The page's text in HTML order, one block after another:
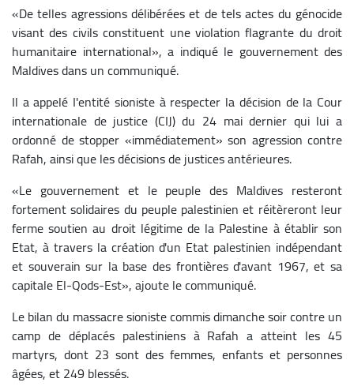
«De telles agressions délibérées et de tels actes du génocide
visant des civils constituent une violation flagrante du droit
humanitaire international», a indiqué le gouvernement des
Maldives dans un communiqué.
Il a appelé I'entité sioniste à respecter la décision de la Cour
internationale de justice (CIJ) du 24 mai dernier qui lui a
ordonné de stopper «immédiatement» son agression contre
Rafah, ainsi que les décisions de justices antérieures.
«Le gouvernement et le peuple des Maldives resteront
fortement solidaires du peuple palestinien et réitèreront leur
ferme soutien au droit légitime de la Palestine à établir son
Etat, à travers la création d'un Etat palestinien indépendant
et souverain sur la base des frontières d'avant 1967, et sa
capitale El-Qods-Est», ajoute le communiqué.
Le bilan du massacre sioniste commis dimanche soir contre un
camp de déplacés palestiniens à Rafah a atteint les 45
martyrs, dont 23 sont des femmes, enfants et personnes
âgées, et 249 blessés.